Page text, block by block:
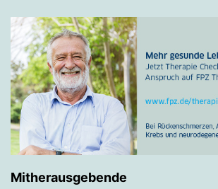
Mitherausgebende